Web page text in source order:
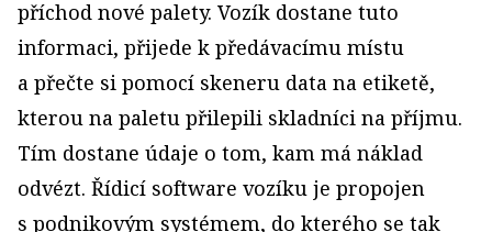
příchod nové palety. Vozík dostane tuto
informaci, přijede k předávacímu místu
a přečte si pomocí skeneru data na etiketě,
kterou na paletu přilepili skladníci na příjmu.
Tím dostane údaje o tom, kam má náklad
odvézt. Řídicí software vozíku je propojen
s podnikovým systémem, do kterého se tak